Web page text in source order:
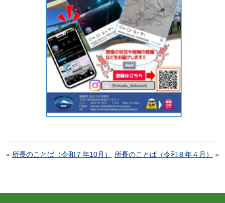
« 所長のことば（令和７年10月） 所長のことば（令和８年４月） »